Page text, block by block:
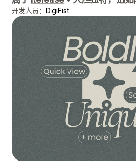
开发人员： DigiFist